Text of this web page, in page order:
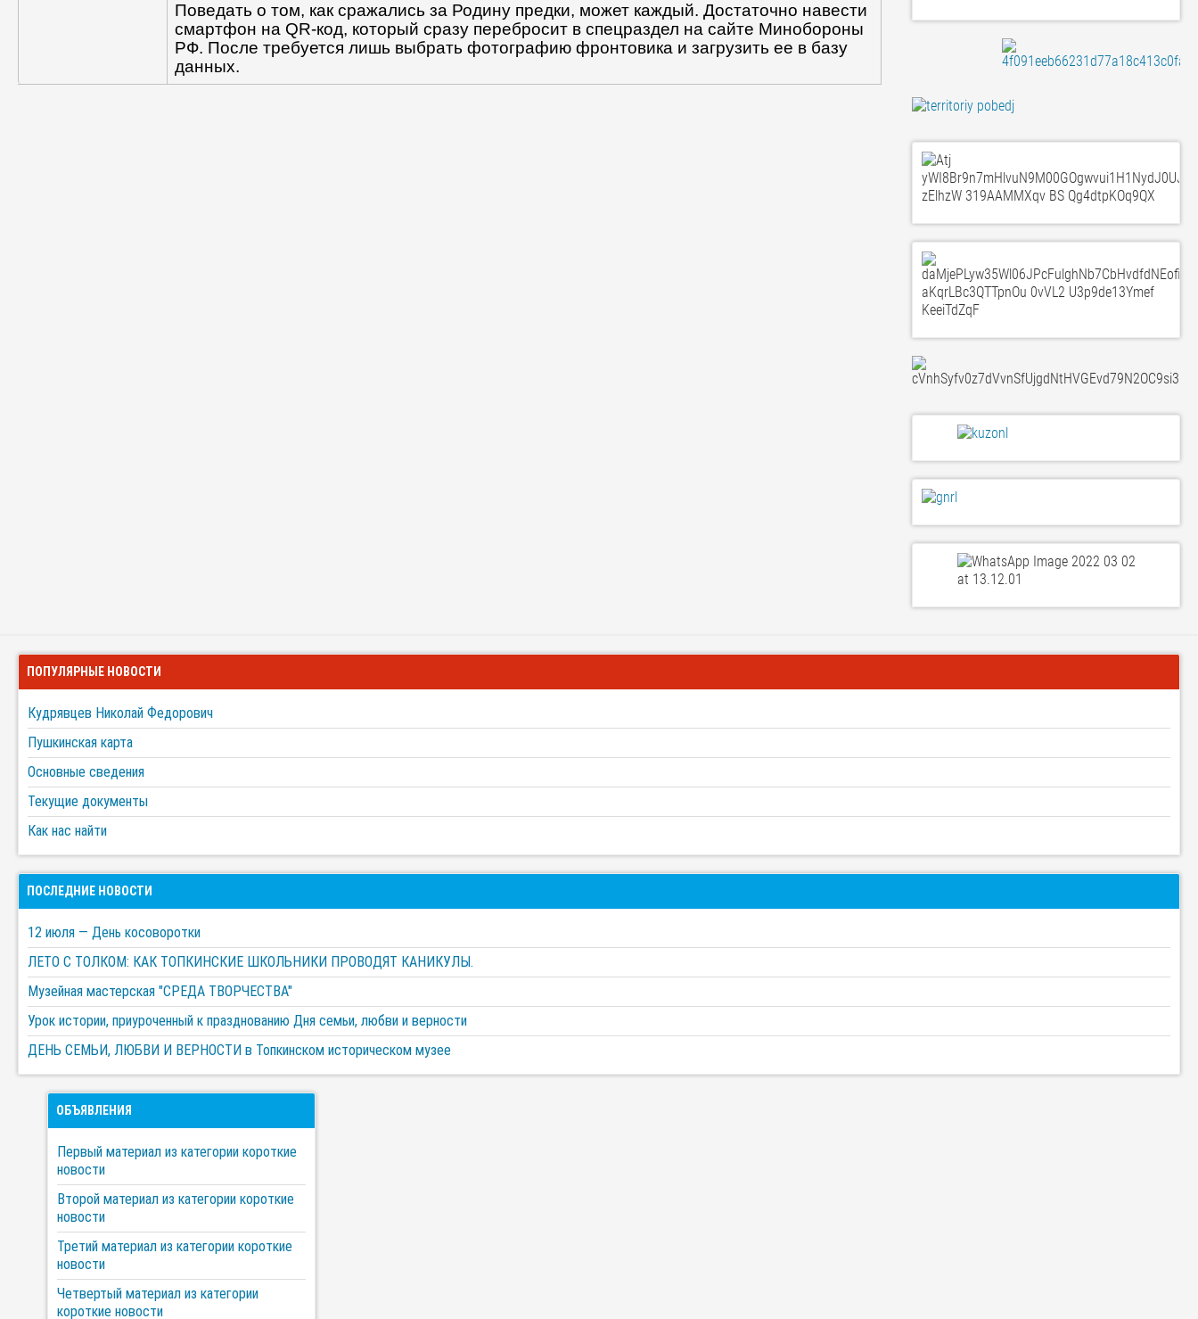
Поведать о том, как сражались за Родину предки, может каждый. Достаточно навести
смартфон на QR-код, который сразу перебросит в спецраздел на сайте Минобороны
РФ. После требуется лишь выбрать фотографию фронтовика и загрузить ее в базу
данных.
ПОПУЛЯРНЫЕ НОВОСТИ
Кудрявцев Николай Федорович
Пушкинская карта
Основные сведения
Текущие документы
Как нас найти
ПОСЛЕДНИЕ НОВОСТИ
12 июля — День косоворотки
ЛЕТО С ТОЛКОМ: КАК ТОПКИНСКИЕ ШКОЛЬНИКИ ПРОВОДЯТ КАНИКУЛЫ.
Музейная мастерская "СРЕДА ТВОРЧЕСТВА"
Урок истории, приуроченный к празднованию Дня семьи, любви и верности
ДЕНЬ СЕМЬИ, ЛЮБВИ И ВЕРНОСТИ в Топкинском историческом музее
ОБЪЯВЛЕНИЯ
Первый материал из категории короткие
новости
Второй материал из категории короткие
новости
Третий материал из категории короткие
новости
Четвертый материал из категории
короткие новости